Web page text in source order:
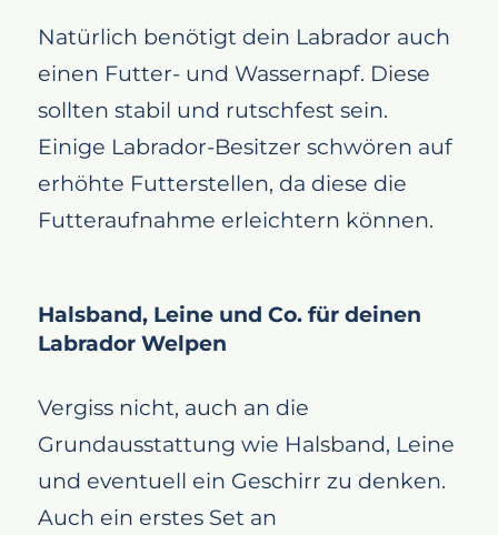
Natürlich benötigt dein Labrador auch
einen Futter- und Wassernapf. Diese
sollten stabil und rutschfest sein.
Einige Labrador-Besitzer schwören auf
erhöhte Futterstellen, da diese die
Futteraufnahme erleichtern können.
Halsband, Leine und Co. für deinen
Labrador Welpen
Vergiss nicht, auch an die
Grundausstattung wie Halsband, Leine
und eventuell ein Geschirr zu denken.
Auch ein erstes Set an